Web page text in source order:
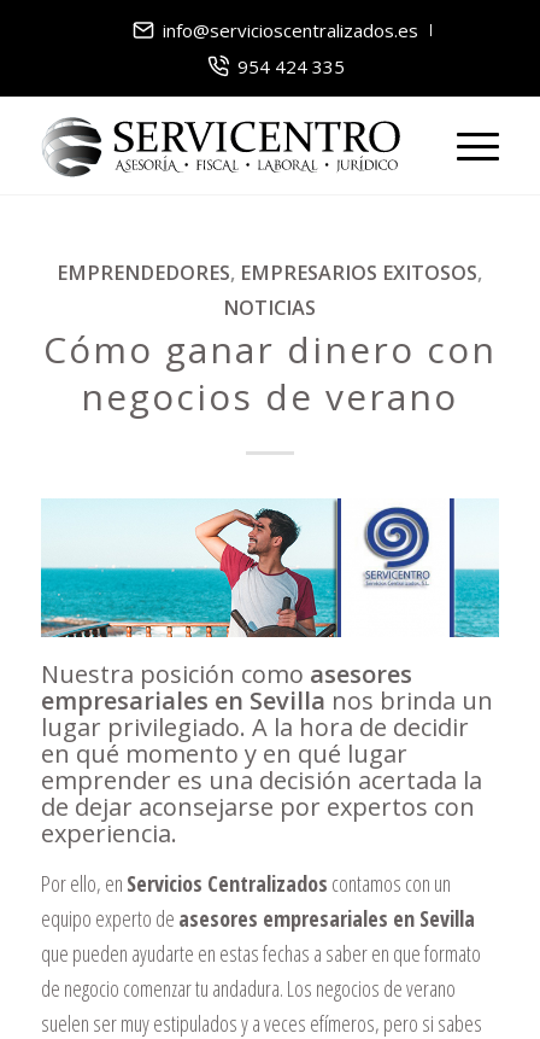
info@servicioscentralizados.es
954 424 335
EMPRENDEDORES, EMPRESARIOS EXITOSOS,
NOTICIAS
Cómo ganar dinero con
negocios de verano
Nuestra posición como asesores
empresariales en Sevilla nos brinda un
lugar privilegiado. A la hora de decidir
en qué momento y en qué lugar
emprender es una decisión acertada la
de dejar aconsejarse por expertos con
experiencia.
Por ello, en Servicios Centralizados contamos con un
equipo experto de asesores empresariales en Sevilla
que pueden ayudarte en estas fechas a saber en que formato
de negocio comenzar tu andadura. Los negocios de verano
suelen ser muy estipulados y a veces efímeros, pero si sabes